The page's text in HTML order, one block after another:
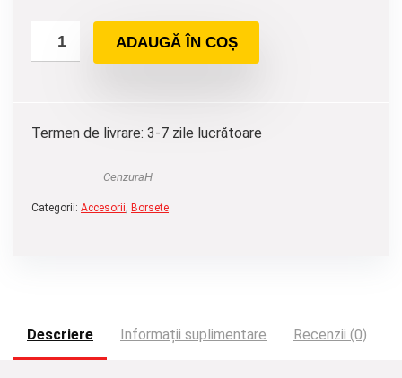
ADAUGĂ ÎN COȘ
Termen de livrare: 3-7 zile lucrătoare
CenzuraH
Categorii: Accesorii, Borsete
Descriere Informații suplimentare Recenzii (0)